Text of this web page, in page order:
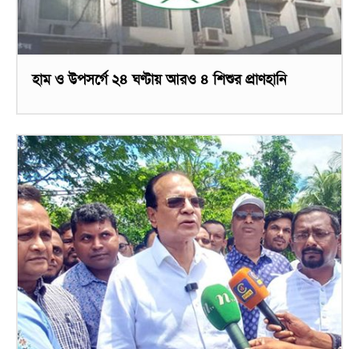
হাম ও উপসর্গে ২৪ ঘণ্টায় আরও ৪ শিশুর প্রাণহানি